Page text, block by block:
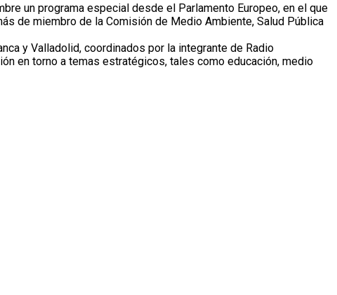
un programa especial desde el Parlamento Europeo, en el que
de miembro de la Comisión de Medio Ambiente, Salud Pública
y Valladolid, coordinados por la integrante de Radio
en torno a temas estratégicos, tales como educación, medio